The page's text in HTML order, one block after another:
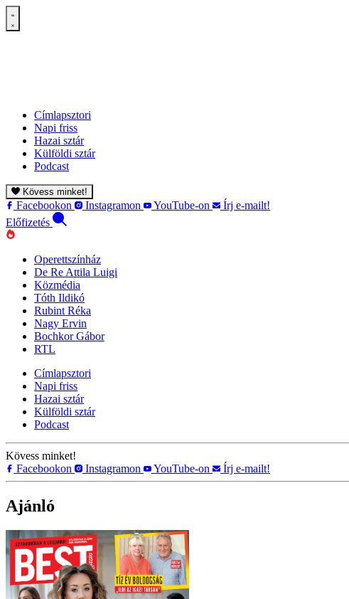
Címlapsztori
Napi friss
Hazai sztár
Külföldi sztár
Podcast
Kövess minket!
Facebookon Instagramon YouTube-on
Írj e-mailt!
Előfizetés
Operettszínház
De Re Attila Luigi
Közmédia
Tóth Ildikó
Rubint Réka
Nagy Ervin
Bochkor Gábor
RTL
Címlapsztori
Napi friss
Hazai sztár
Külföldi sztár
Podcast
Kövess minket!
Facebookon
Instagramon YouTube-on Írj e-mailt!
Ajánló